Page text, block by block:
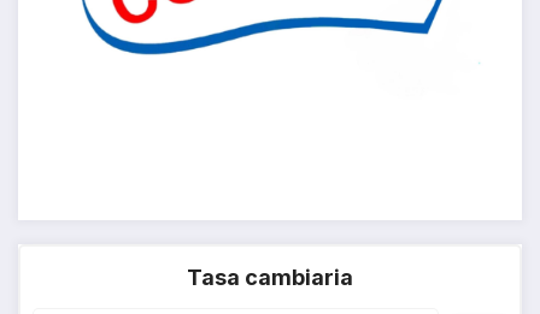
Tasa cambiaria